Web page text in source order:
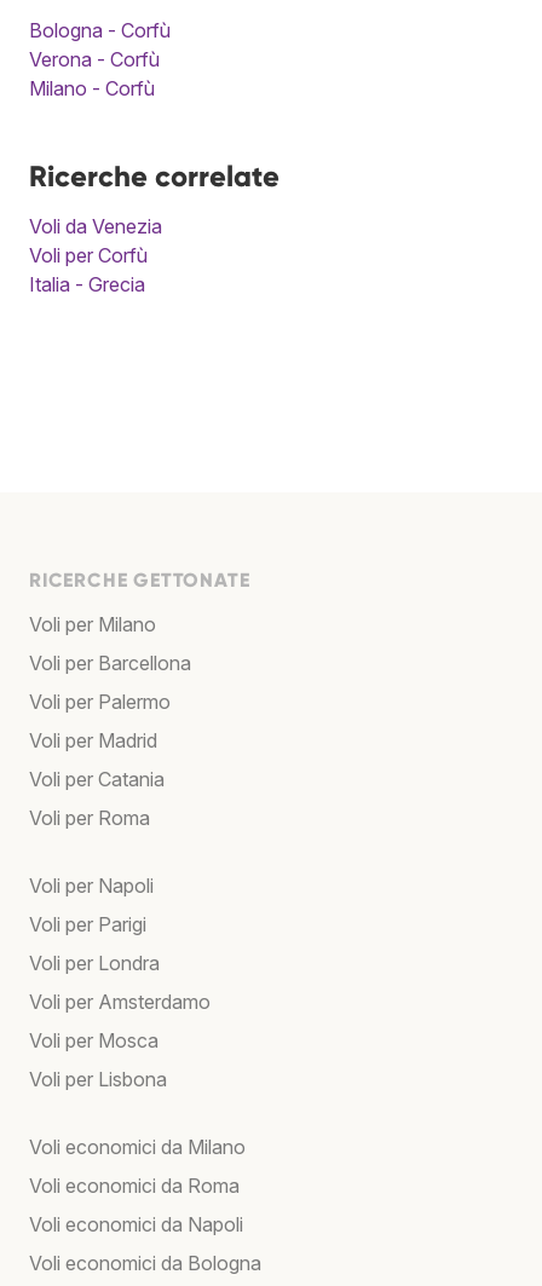
Bologna - Corfù
Verona - Corfù
Milano - Corfù
Ricerche correlate
Voli da Venezia
Voli per Corfù
Italia - Grecia
RICERCHE GETTONATE
Voli per Milano
Voli per Barcellona
Voli per Palermo
Voli per Madrid
Voli per Catania
Voli per Roma
Voli per Napoli
Voli per Parigi
Voli per Londra
Voli per Amsterdamo
Voli per Mosca
Voli per Lisbona
Voli economici da Milano
Voli economici da Roma
Voli economici da Napoli
Voli economici da Bologna